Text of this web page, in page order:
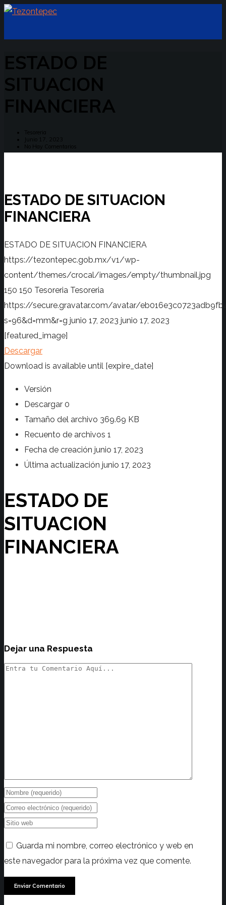
ESTADO DE
SITUACION
FINANCIERA
Tesoreria
Junio 17, 2023
No Hay Comentarios
ESTADO DE SITUACION
FINANCIERA
ESTADO DE SITUACION FINANCIERA
https://tezontepec.gob.mx/v1/wp-
content/themes/crocal/images/empty/thumbnail.jpg
150 150 Tesoreria Tesoreria
https://secure.gravatar.com/avatar/
s=96&d=mm&r=g junio 17, 2023 junio 17, 2023
[featured_image]
Descargar
Download is available until [expire_date]
Versión
Descargar 0
Tamaño del archivo 369.69 KB
Recuento de archivos 1
Fecha de creación junio 17, 2023
Última actualización junio 17, 2023
ESTADO DE
SITUACION
FINANCIERA
Dejar una Respuesta
Guarda mi nombre, correo electrónico y web en
este navegador para la próxima vez que comente.